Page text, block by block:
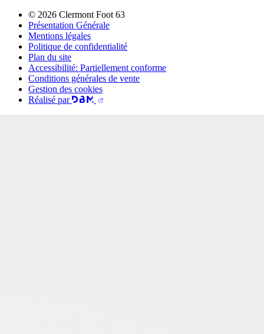
© 2026 Clermont Foot 63
Présentation Générale
Mentions légales
Politique de confidentialité
Plan du site
Accessibilité: Partiellement conforme
Conditions générales de vente
Gestion des cookies
Réalisé par